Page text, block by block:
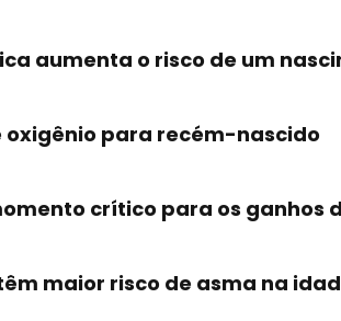
aumenta o risco de um
para recém-nascido
crítico para os ganhos
maior risco de asma na